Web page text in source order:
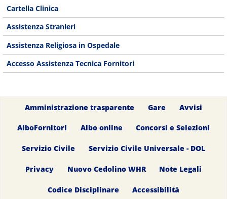
Cartella Clinica
Assistenza Stranieri
Assistenza Religiosa in Ospedale
Accesso Assistenza Tecnica Fornitori
Amministrazione trasparente Gare Avvisi
AlboFornitori Albo online Concorsi e Selezioni
Servizio Civile Servizio Civile Universale - DOL
Privacy Nuovo Cedolino WHR Note Legali
Codice Disciplinare Accessibilità